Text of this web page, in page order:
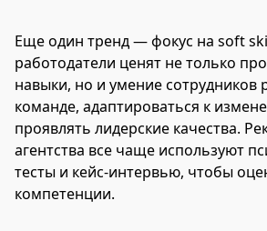
Еще один тренд — фокус на soft
работодатели ценят не только
навыки, но и умение сотрудников
команде, адаптироваться к
проявлять лидерские качества.
агентства все чаще используют
тесты и кейс-интервью, чтобы
компетенции.